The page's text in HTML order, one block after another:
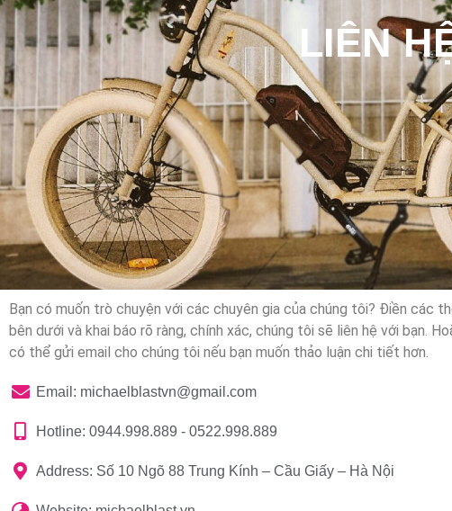
LIÊN
Bạn có muốn trò chuyện với các chuyên gia của chúng tôi? Điền các
bên dưới và khai báo rõ ràng, chính xác, chúng tôi sẽ liên hệ với bạn.
có thể gửi email cho chúng tôi nếu bạn muốn thảo luận chi tiết hơn.
Email: michaelblastvn@gmail.com
Hotline: 0944.998.889 - 0522.998.889
Address: Số 10 Ngõ 88 Trung Kính – Cầu Giấy – Hà Nội